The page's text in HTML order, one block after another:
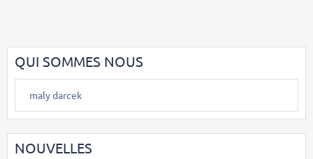
QUI SOMMES NOUS
maly darcek
NOUVELLES